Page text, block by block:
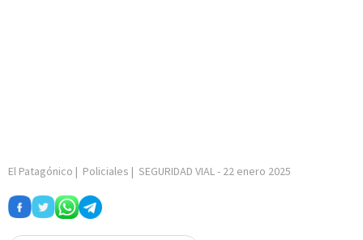
El Patagónico | Policiales | SEGURIDAD VIAL- 22 enero 2025